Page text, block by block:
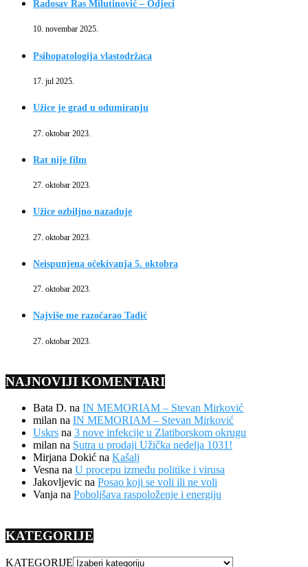
Radosav Ras Milutinović – Odjeci
10. novembar 2025.
Psihopatologija vlastodržaca
17. jul 2025.
Užice je grad u odumiranju
27. oktobar 2023.
Rat nije film
27. oktobar 2023.
Užice ozbiljno nazaduje
27. oktobar 2023.
Neispunjena očekivanja 5. oktobra
27. oktobar 2023.
Najviše me razočarao Tadić
27. oktobar 2023.
NAJNOVIJI KOMENTARI
Bata D. na IN MEMORIAM – Stevan Mirković
milan na IN MEMORIAM – Stevan Mirković
Uskrs na 3 nove infekcije u Zlatiborskom okrugu
milan na Sutra u prodaji Užička nedelja 1031!
Mirjana Dokić na Kašalj
Vesna na U procepu između politike i virusa
Jakovljevic na Posao koji se voli ili ne voli
Vanja na Poboljšava raspoloženje i energiju
KATEGORIJE
KATEGORIJE